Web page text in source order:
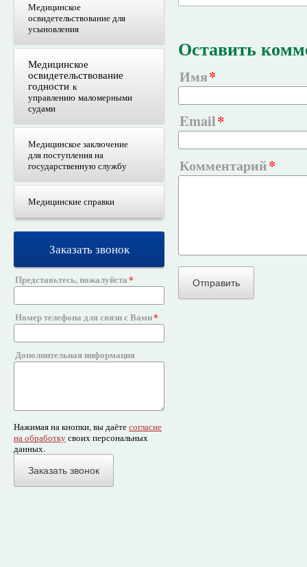
Медицинское
освидетельствование для
усыновления
Медицинское
освидетельствование
годности к
управлению маломерными
судами
Медицинское заключение
для поступления на
государственную службу
Медицинские справки
Заказать звонок
Представьтесь, пожалуйста
Номер телефона для связи с Вами
Дополнительная информация
Нажимая на кнопки, вы даётесогласие
на обработкусвоих персональных
данных.
Заказать звонок
Оставить
Имя
Email
Комментарий